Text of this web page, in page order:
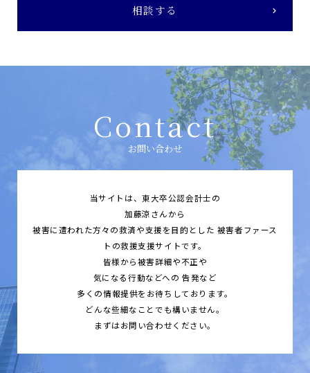
相談する
Contact
お問い合わせ
当サイトは、東大卒公認会計士の
加藤涼さんから
被害に遭われた方々の救済や支援を目的とした 被害者ファース
トの救援支援サイトです。
皆様から被害詳細や不正や
気になる行動などへの 告発など
多くの情報提供をお待ちしております。
どんな些細なことでも構いません。
まずはお問い合わせください。